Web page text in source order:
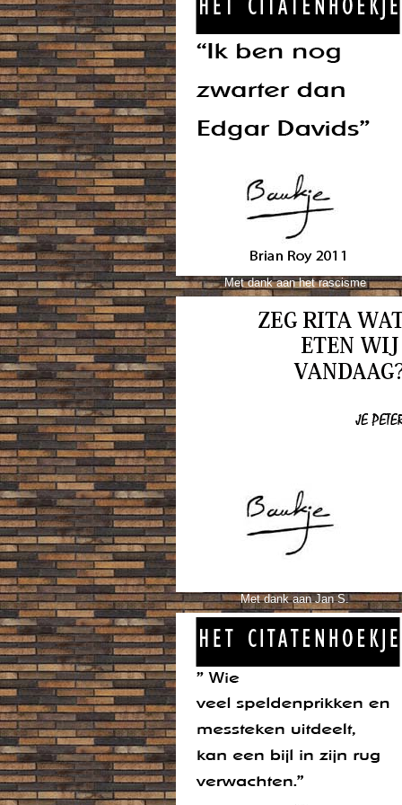
Met dank aan het rascisme
Met dank aan Jan S.